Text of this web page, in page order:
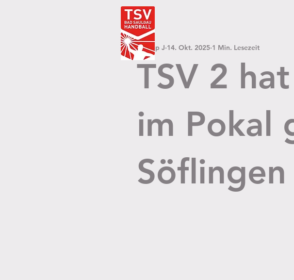
TSV 2
im Pokal
Söflingen
Philipp J 14. Okt. 2025 1 Min. Lesezeit